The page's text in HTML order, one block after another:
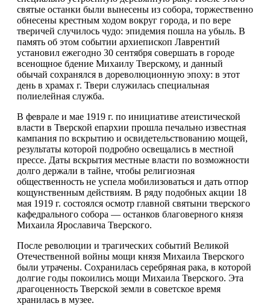
святые останки были вынесены из собора, торжественно
обнесены крестным ходом вокруг города, и по вере
тверичей случилось чудо: эпидемия пошла на убыль. В
память об этом событии архиепископ Лаврентий
установил ежегодно 30 сентября совершать в городе
всенощное бдение Михаилу Тверскому, и данный
обычай сохранялся в дореволюционную эпоху: в этот
день в храмах г. Твери служилась специальная
полиелейная служба.
В феврале и мае 1919 г. по инициативе атеистической
власти в Тверской епархии прошла печально известная
кампания по вскрытию и освидетельствованию мощей,
результаты которой подробно освещались в местной
прессе. Даты вскрытия местные власти по возможности
долго держали в тайне, чтобы религиозная
общественность не успела мобилизоваться и дать отпор
кощунственным действиям. В ряду подобных акции 18
мая 1919 г. состоялся осмотр главной святыни тверского
кафедрального собора — останков благоверного князя
Михаила Ярославича Тверского.
После революции и трагических событий Великой
Отечественной войны мощи князя Михаила Тверского
были утрачены. Сохранилась серебряная рака, в которой
долгие годы покоились мощи Михаила Тверского. Эта
драгоценность Тверской земли в советское время
хранилась в музее.